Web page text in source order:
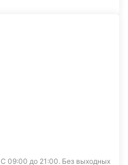
С 09:00 до 21:00. Без выходных